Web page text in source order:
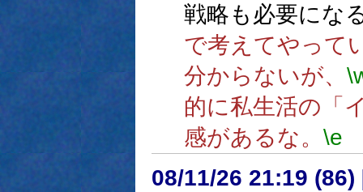
戦略も必要にな
で考えてやって
分からないが、
的に私生活の「
感があるな。 \e
08/11/26 21:19 (86)